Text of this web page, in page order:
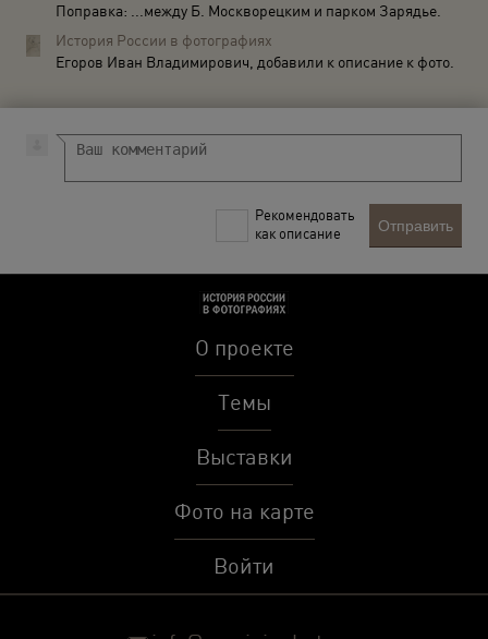
Поправка: ...между Б. Москворецким и парком Зарядье.
История России в фотографиях
Егоров Иван Владимирович, добавили к описание к фото.
Рекомендовать
как описание
Отправить
О проекте
Темы
Выставки
Фото на карте
Войти